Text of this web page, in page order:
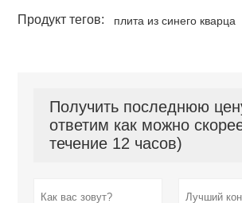
Продукт тегов: плита из синего кварца
Получить последнюю
ответим как можно
течение 12 часов)